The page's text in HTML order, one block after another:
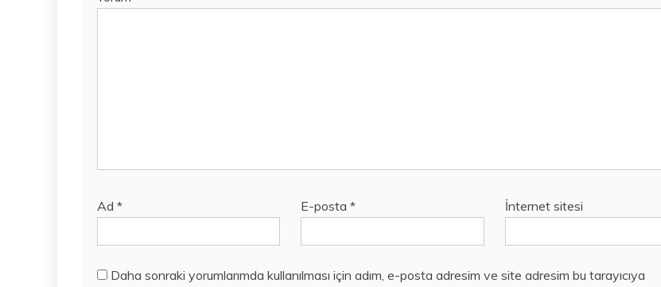
Ad * E-posta* İnternet sitesi
Daha sonraki yorumlarımda kullanılması için adım, e-posta adresim ve site adresim bu tarayıcıya